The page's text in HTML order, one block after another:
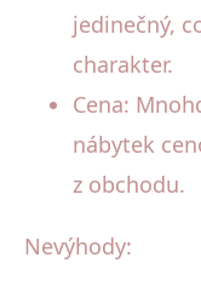
jedinečný,
charakter.
Cena:
nábytek
z obchodu.
Nevýhody: